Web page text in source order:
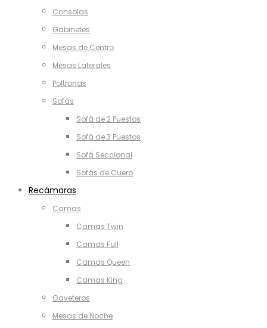
Consolas
Gabinetes
Mesas de Centro
Mesas Laterales
Poltronas
Sofás
Sofá de 2 Puestos
Sofá de 3 Puestos
Sofá Seccional
Sofás de Cuero
Recámaras
Camas
Camas Twin
Camas Full
Camas Queen
Camas King
Gaveteros
Mesas de Noche